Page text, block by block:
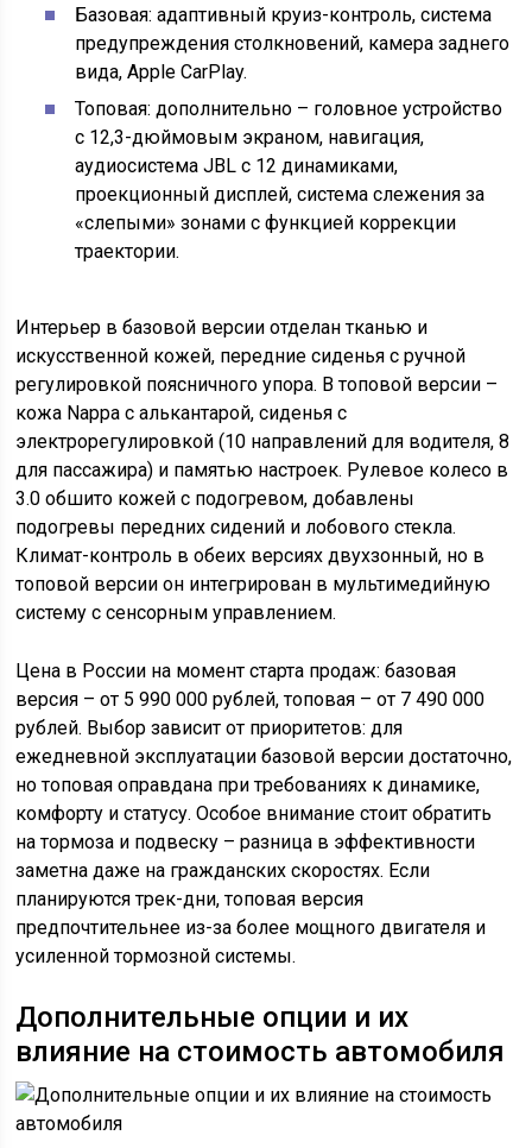
Базовая: адаптивный круиз-контроль, система
предупреждения столкновений, камера заднего
вида, Apple CarPlay.
Топовая: дополнительно – головное устройство
с 12,3-дюймовым экраном, навигация,
аудиосистема JBL с 12 динамиками,
проекционный дисплей, система слежения за
«слепыми» зонами с функцией коррекции
траектории.
Интерьер в базовой версии отделан тканью и
искусственной кожей, передние сиденья с ручной
регулировкой поясничного упора. В топовой версии –
кожа Nappa с алькантарой, сиденья с
электрорегулировкой (10 направлений для водителя, 8
для пассажира) и памятью настроек. Рулевое колесо в
3.0 обшито кожей с подогревом, добавлены
подогревы передних сидений и лобового стекла.
Климат-контроль в обеих версиях двухзонный, но в
топовой версии он интегрирован в мультимедийную
систему с сенсорным управлением.
Цена в России на момент старта продаж: базовая
версия – от 5 990 000 рублей, топовая – от 7 490 000
рублей. Выбор зависит от приоритетов: для
ежедневной эксплуатации базовой версии достаточно,
но топовая оправдана при требованиях к динамике,
комфорту и статусу. Особое внимание стоит обратить
на тормоза и подвеску – разница в эффективности
заметна даже на гражданских скоростях. Если
планируются трек-дни, топовая версия
предпочтительнее из-за более мощного двигателя и
усиленной тормозной системы.
Дополнительные опции и их
влияние на стоимость автомобиля